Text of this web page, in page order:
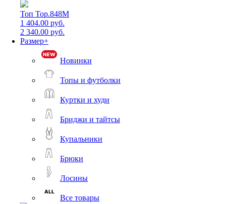
Топ Top.848M
1 404.00 руб.
2 340.00 руб.
Размер+
Новинки
Топы и футболки
Куртки и худи
Бриджи и тайтсы
Купальники
Брюки
Лосины
Все товары